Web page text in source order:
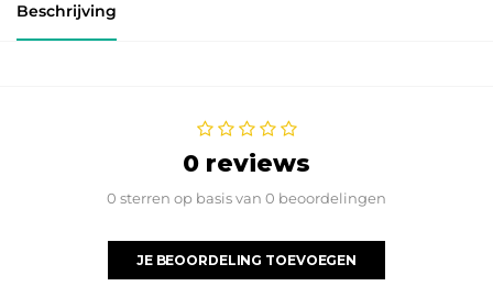
Beschrijving
0 reviews
0 sterren op basis van 0 beoordelingen
JE BEOORDELING TOEVOEGEN